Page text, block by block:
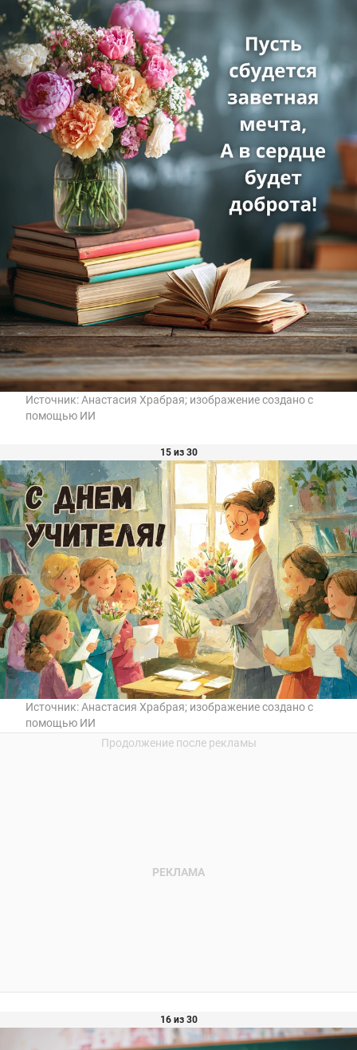
Источник:Анастасия Храбрая; изображение создано с
помощью ИИ
15 из 30
Источник:Анастасия Храбрая; изображение создано с
помощью ИИ
16 из 30